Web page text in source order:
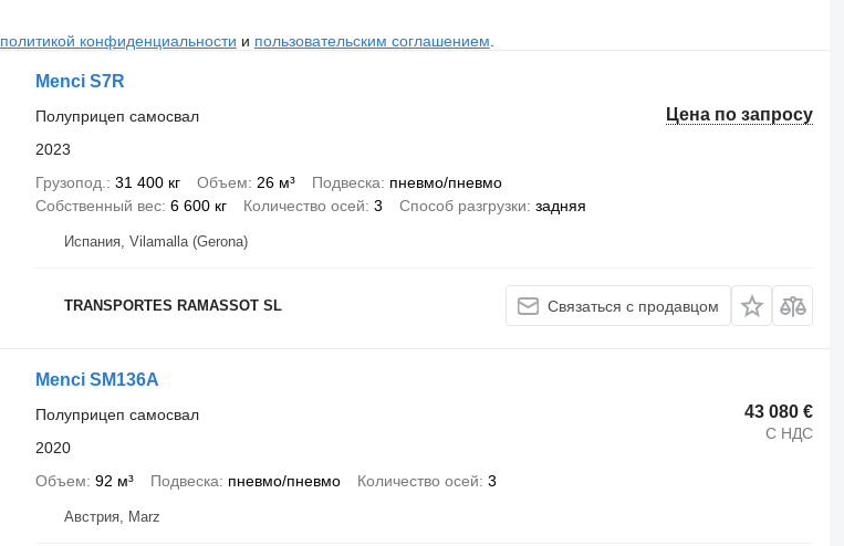
политикой конфиденциальности и пользовательским соглашением
Menci S7R
Цена по запросу
Полуприцеп самосвал
2023
Грузопод.
31 400 кг Объем 26 м³ Подвеска
пневмо/пневмо
Собственный вес 6 600 кг Количество осей 3 Способ разгрузки задняя
Испания, Vilamalla (Gerona)
TRANSPORTES RAMASSOT SL Связаться с продавцом
Menci SM136A
43 080 €
С НДС
Полуприцеп самосвал
2020
Объем 92 м³ Подвеска пневмо/пневмо Количество осей 3
Австрия, Marz